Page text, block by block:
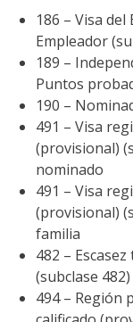
186 – Visa
Empleador
189 –
Puntos
190 –
491 – Visa
(provisional)
nominado
491 – Visa
(provisional)
familia
482 –
(subclase
494 – Región